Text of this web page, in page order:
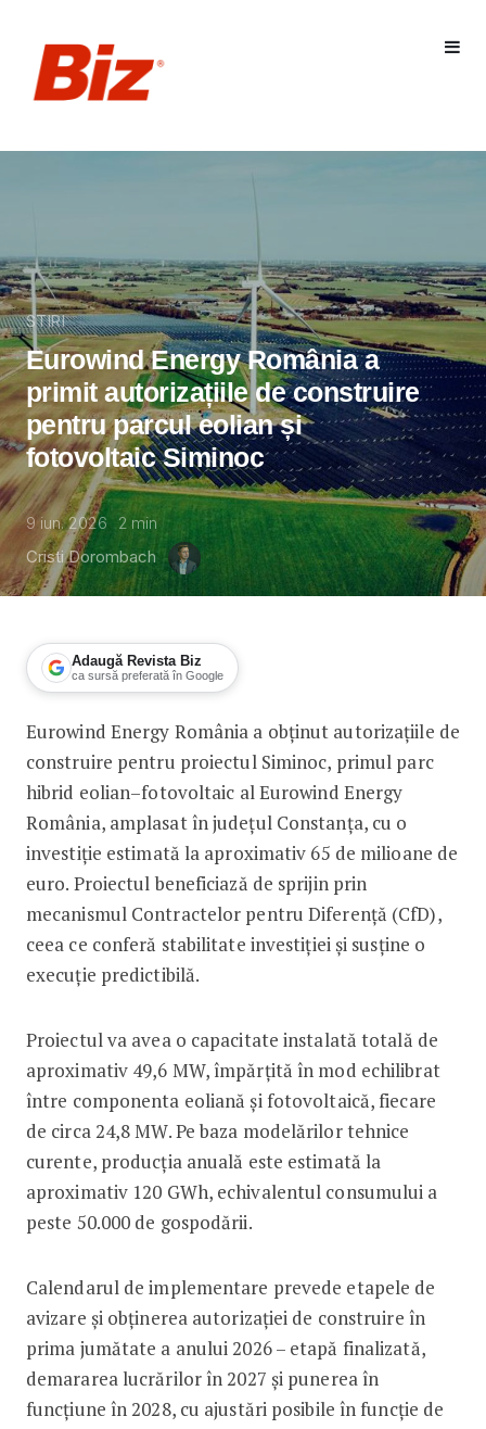
STIRI
Eurowind Energy România a
primit autorizațiile de construire
pentru parcul eolian și
fotovoltaic Siminoc
9 iun. 2026 2 min
Cristi Dorombach
Adaugă Revista Biz
ca sursă preferată în Google
Eurowind Energy România a primit
Eurowind Energy România a obținut autorizațiile de
construire pentru proiectul Siminoc, primul parc
hibrid eolian–fotovoltaic al Eurowind Energy
România, amplasat în județul Constanța, cu o
investiție estimată la aproximativ 65 de milioane de
euro. Proiectul beneficiază de sprijin prin
mecanismul Contractelor pentru Diferență (CfD),
ceea ce conferă stabilitate investiției și susține o
execuție predictibilă.
Proiectul va avea o capacitate instalată totală de
aproximativ 49,6 MW, împărțită în mod echilibrat
între componenta eoliană și fotovoltaică, fiecare
de circa 24,8 MW. Pe baza modelărilor tehnice
curente, producția anuală este estimată la
aproximativ 120 GWh, echivalentul consumului a
peste 50.000 de gospodării.
Calendarul de implementare prevede etapele de
avizare și obținerea autorizației de construire în
prima jumătate a anului 2026 – etapă finalizată,
demararea lucrărilor în 2027 și punerea în
funcțiune în 2028, cu ajustări posibile în funcție de